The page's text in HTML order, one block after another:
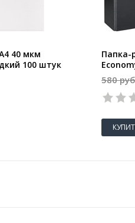
40 мкм
100 штук
Папка-
580 руб